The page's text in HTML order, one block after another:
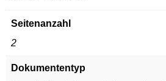
Seitenanzahl
2
Dokumententyp